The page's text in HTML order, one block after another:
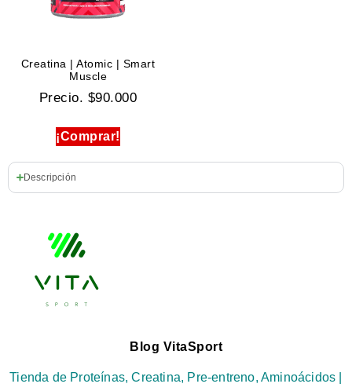
Creatina | Atomic | Smart
Muscle
Precio. $90.000
¡Comprar!
Descripción
Blog VitaSport
Tienda de Proteínas, Creatina, Pre-entreno, Aminoácidos |